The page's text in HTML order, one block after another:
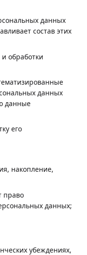
данных
состав этих
обработки
данных
данные
его
накопление,
право
данных;
убеждениях,